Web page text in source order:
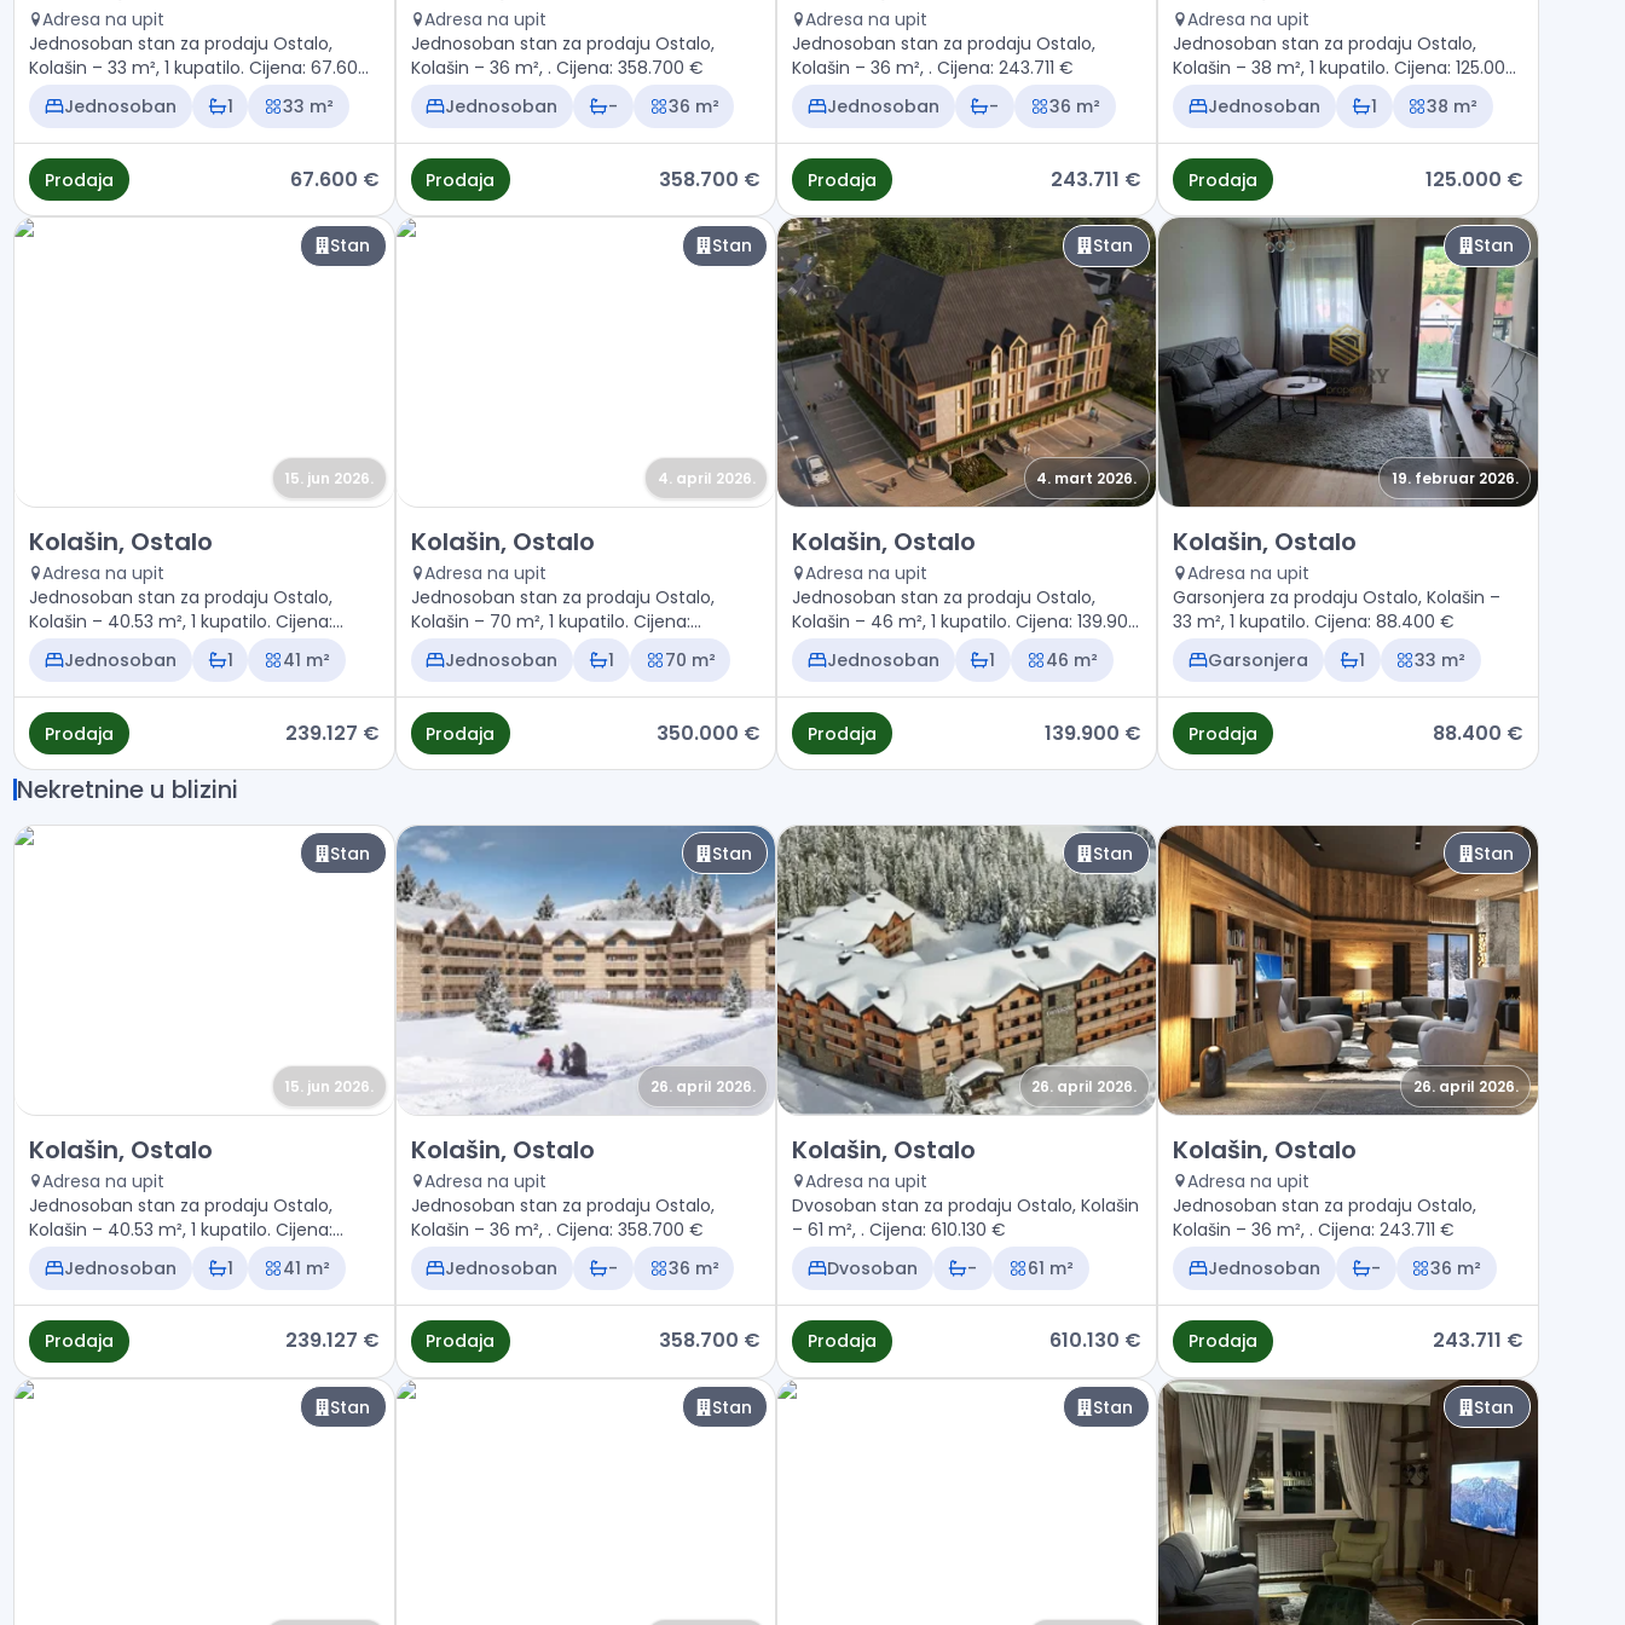
Adresa na upit
Jednosoban stan za prodaju Ostalo,
Kolašin – 33 m², 1 kupatilo. Cijena: 67.600
€
Jednosoban 1 33 m²
Prodaja 67.600 €
Adresa na upit
Jednosoban stan za prodaju Ostalo,
Kolašin – 36 m², . Cijena: 358.700 €
Jednosoban
- 36 m²
Prodaja 358.700 €
Adresa na upit
Jednosoban stan za prodaju Ostalo,
Kolašin – 36 m², . Cijena: 243.711 €
Jednosoban
- 36 m²
Prodaja 243.711 €
Adresa na upit
Jednosoban stan za prodaju Ostalo,
Kolašin – 38 m², 1 kupatilo. Cijena: 125.000
€
Jednosoban 1 38 m²
Prodaja 125.000 €
Stan
15. jun 2026.
Prodaja - Stan Kolašin, Ostalo
Kolašin, Ostalo
Adresa na upit
Jednosoban stan za prodaju Ostalo,
Kolašin – 40.53 m², 1 kupatilo. Cijena:
239.127 €
Jednosoban 1 41 m²
Prodaja 239.127 €
Stan
4. april 2026.
Prodaja - Stan Kolašin, Ostalo
Kolašin, Ostalo
Adresa na upit
Jednosoban stan za prodaju Ostalo,
Kolašin – 70 m², 1 kupatilo. Cijena:
350.000 €
Jednosoban 1 70 m²
Prodaja 350.000 €
Stan
4. mart 2026.
Prodaja - Stan Kolašin, Ostalo
Kolašin, Ostalo
Adresa na upit
Jednosoban stan za prodaju Ostalo,
Kolašin – 46 m², 1 kupatilo. Cijena: 139.900
€
Jednosoban 1 46 m²
Prodaja 139.900 €
Stan
19. februar 2026.
Prodaja - Stan Kolašin, Ostalo
Kolašin, Ostalo
Adresa na upit
Garsonjera za prodaju Ostalo, Kolašin –
33 m², 1 kupatilo. Cijena: 88.400 €
Garsonjera
1 33 m²
Prodaja 88.400 €
Nekretnine u blizini
Stan
15. jun 2026.
Prodaja - Stan Kolašin, Ostalo
Kolašin, Ostalo
Adresa na upit
Jednosoban stan za prodaju Ostalo,
Kolašin – 40.53 m², 1 kupatilo. Cijena:
239.127 €
Jednosoban 1 41 m²
Prodaja 239.127 €
Stan
26. april 2026.
Prodaja - Stan Kolašin, Ostalo
Kolašin, Ostalo
Adresa na upit
Jednosoban stan za prodaju Ostalo,
Kolašin – 36 m², . Cijena: 358.700 €
Jednosoban
- 36 m²
Prodaja 358.700 €
Stan
26. april 2026.
Prodaja - Stan Kolašin, Ostalo
Kolašin, Ostalo
Adresa na upit
Dvosoban stan za prodaju Ostalo, Kolašin
– 61 m², . Cijena: 610.130 €
Dvosoban
- 61 m²
Prodaja 610.130 €
Stan
26. april 2026.
Prodaja - Stan Kolašin, Ostalo
Kolašin, Ostalo
Adresa na upit
Jednosoban stan za prodaju Ostalo,
Kolašin – 36 m², . Cijena: 243.711 €
Jednosoban
- 36 m²
Prodaja 243.711 €
Stan Stan Stan Stan